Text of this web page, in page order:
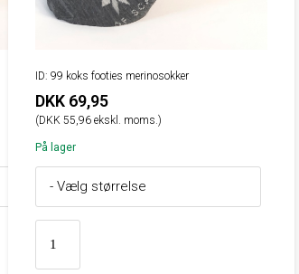
ID: 99 koks footies merinosokker
DKK 69,95
(DKK 55,96 ekskl. moms.)
På lager